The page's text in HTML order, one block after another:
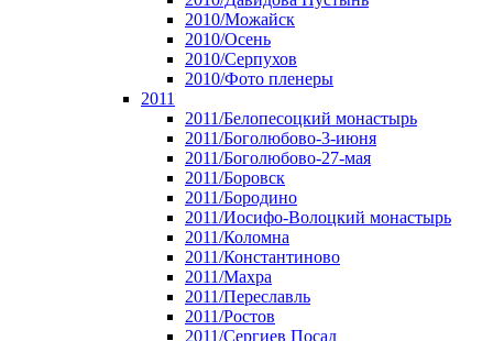
2010/Можайск
2010/Осень
2010/Серпухов
2010/Фото пленеры
2011
2011/Белопесоцкий монастырь
2011/Боголюбово-3-июня
2011/Боголюбово-27-мая
2011/Боровск
2011/Бородино
2011/Иосифо-Волоцкий монастырь
2011/Коломна
2011/Константиново
2011/Махра
2011/Переславль
2011/Ростов
2011/Сергиев Посад